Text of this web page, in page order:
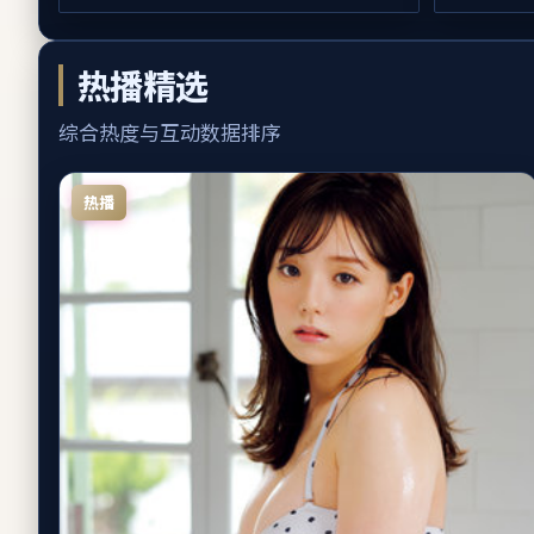
热播精选
综合热度与互动数据排序
热播